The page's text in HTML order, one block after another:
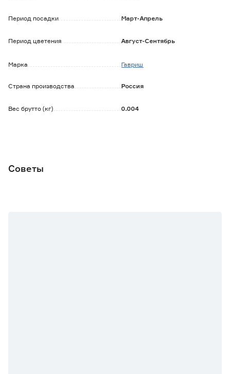
Период посадки Март-Апрель
Период цветения Август-Сентябрь
Марка Гавриш
Страна производства Россия
Вес брутто (кг) 0.004
Советы